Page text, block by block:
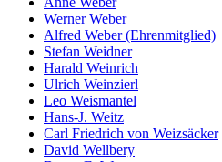
Werner Weber
Alfred Weber (Ehrenmitglied)
Stefan Weidner
Harald Weinrich
Ulrich Weinzierl
Leo Weismantel
Hans-J. Weitz
Carl Friedrich von Weizsäcker
David Wellbery